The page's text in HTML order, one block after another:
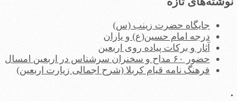
جایگاه حضرت زینب (س)
درجه امام حسین(ع) و یاران
آثار و برکات پیاده روی اربعین
حضور ۶۰ مداح و سخنران سرشناس در اربعین امسال
فرهنگ نامه قیام کربلا (شرح اجمالی زیارت اربعین)
.